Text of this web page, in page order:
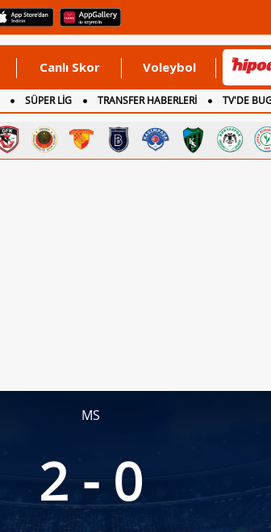
Canlı Skor Voleybol
SÜPER LİG TRANSFER HABERLERİ TV'DE
MS
2 - 0